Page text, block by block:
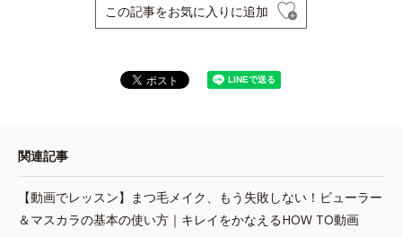
この記事をお気に入りに追加
関連記事
【動画でレッスン】まつ毛メイク、もう失敗しない！ビューラー
＆マスカラの基本の使い方｜キレイをかなえるHOW TO動画